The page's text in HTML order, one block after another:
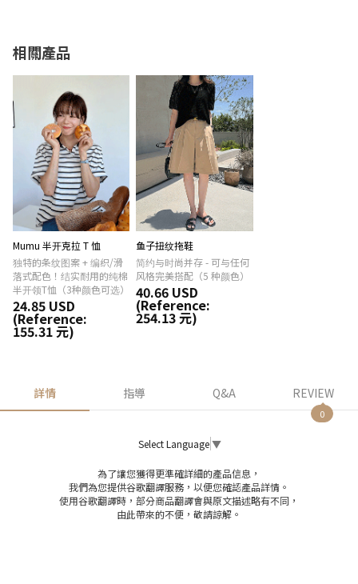
相關產品
Mumu 半开克拉 T 恤
独特的条纹图案 + 编织/滑
落式配色！结实耐用的纯棉
半开领T恤（3种颜色可选）
24.85 USD
(Reference:
155.31 元)
鱼子扭纹拖鞋
简约与时尚并存 - 可与任何
风格完美搭配（5 种颜色）
40.66 USD
(Reference:
254.13 元)
詳情 指導 Q&A REVIEW
0
Select Language ▼
為了讓您獲得更準確詳細的產品信息，
我們為您提供谷歌翻譯服務，以便您確認產品詳情。
使用谷歌翻譯時，部分商品翻譯會與原文描述略有不同，
由此帶來的不便，敬請諒解。